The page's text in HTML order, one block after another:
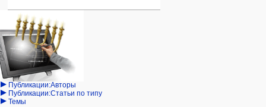
Навигация
персональные инструменты
войти
запрос
учётной
записи
категории
Израиль:Страна и
государство
Иудаизм
Народ
Проекты
Проекты/Участники/
дополнения
Публикации:Авторы
Публикации:Статьи по типу
Темы